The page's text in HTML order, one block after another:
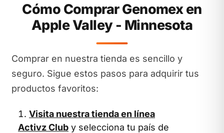
Cómo Comprar Genomex en
Apple Valley - Minnesota
Comprar en nuestra tienda es sencillo y
seguro. Sigue estos pasos para adquirir tus
productos favoritos:
Visita nuestra tienda en línea
Activz Club y selecciona tu país de